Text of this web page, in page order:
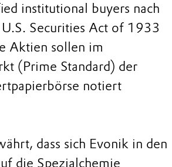
institutional buyers nach
Securities Act of 1933
Aktien sollen im
(Prime Standard) der
notiert
dass sich Evonik in den
die Spezialchemie